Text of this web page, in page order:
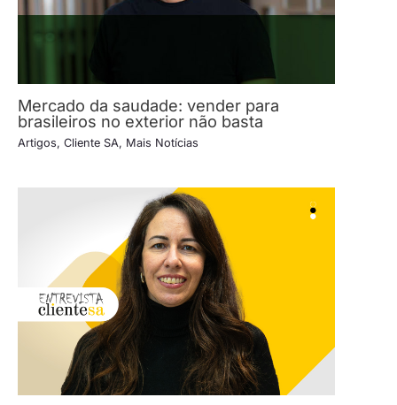
Mercado da saudade: vender para
brasileiros no exterior não basta
Artigos, Cliente SA, Mais Notícias